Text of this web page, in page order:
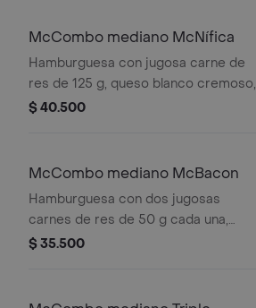
Mac™, en pan dorado con ajonjolí.
medianas y bebida mediana a
elección.
McCombo mediano McNífica
Hamburguesa con jugosa carne de
res de 125 g, queso blanco cremoso,
cebolla, tomate fresco, lechuga, salsa
de papas fritas medianas y bebida
$ 40.500
McCombo mediano McBacon
Hamburguesa con dos jugosas
carnes de res de 50 g cada una,
tocineta ahumada, cebolla, queso
Acompañada de papas fritas
$ 35.500